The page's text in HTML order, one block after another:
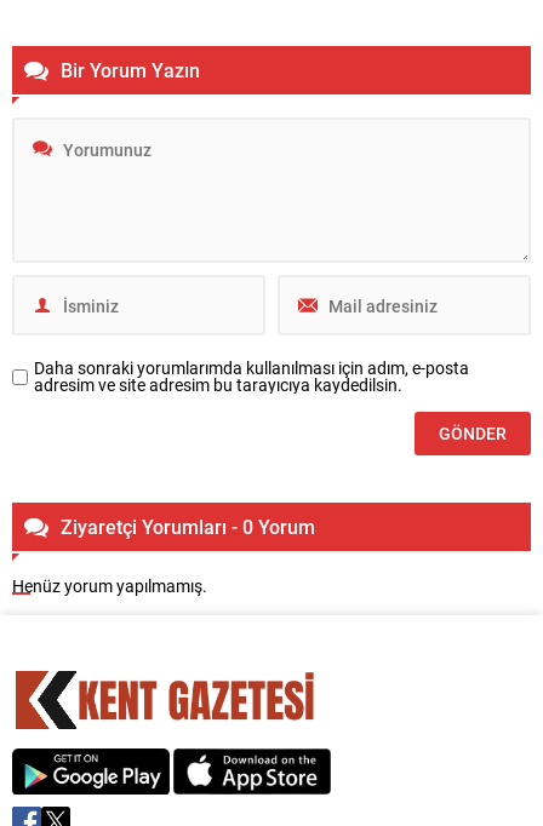
Bir Yorum Yazın
Daha sonraki yorumlarımda kullanılması için adım, e-posta
adresim ve site adresim bu tarayıcıya kaydedilsin.
Ziyaretçi Yorumları - 0 Yorum
Henüz yorum yapılmamış.